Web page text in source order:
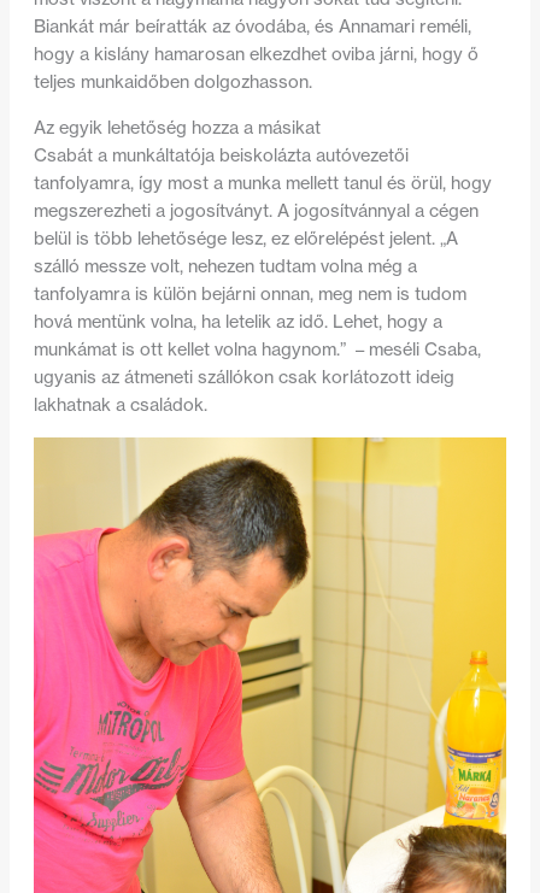
Biankát már beíratták az óvodába, és Annamari reméli,
hogy a kislány hamarosan elkezdhet oviba járni, hogy ő
teljes munkaidőben dolgozhasson.
Az egyik lehetőség hozza a másikat
Csabát a munkáltatója beiskolázta autóvezetői
tanfolyamra, így most a munka mellett tanul és örül, hogy
megszerezheti a jogosítványt. A jogosítvánnyal a cégen
belül is több lehetősége lesz, ez előrelépést jelent. „A
szálló messze volt, nehezen tudtam volna még a
tanfolyamra is külön bejárni onnan, meg nem is tudom
hová mentünk volna, ha letelik az idő. Lehet, hogy a
munkámat is ott kellet volna hagynom.” – meséli Csaba,
ugyanis az átmeneti szállókon csak korlátozott ideig
lakhatnak a családok.